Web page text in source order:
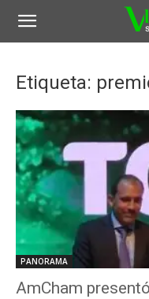
Etiqueta:
PANORAMA
AmCham